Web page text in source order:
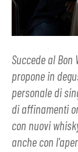
Succede al Bon
propone in
personale di
di affinamenti
con nuovi
anche con